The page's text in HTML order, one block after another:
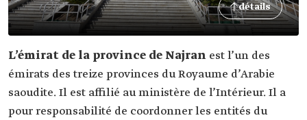
détails
L’émirat de la province de Najran est l’un des
émirats des treize provinces du Royaume d’Arabie
saoudite. Il est affilié au ministère de l’Intérieur. Il a
pour responsabilité de coordonner les entités du